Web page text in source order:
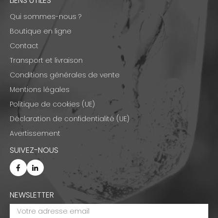
Qui sommes-nous ?
Boutique en ligne
Contact
Transport et livraison
Conditions générales de vente
Mentions légales
Politique de cookies (UE)
Déclaration de confidentialité (UE)
Avertissement
SUIVEZ-NOUS
NEWSLETTER